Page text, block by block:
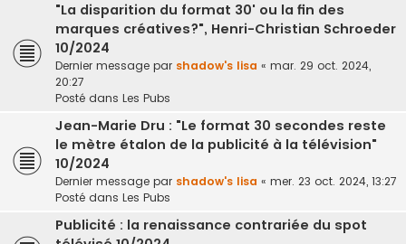
"La disparition du format 30' ou la fin des
marques créatives?", Henri-Christian Schroeder
10/2024
Dernier message par shadow's lisa « mar. 29 oct. 2024,
20:27
Posté dans Les Pubs
Jean-Marie Dru : "Le format 30 secondes reste
le mètre étalon de la publicité à la télévision"
10/2024
Dernier message par shadow's lisa « mer. 23 oct. 2024, 13:27
Posté dans Les Pubs
Publicité : la renaissance contrariée du spot